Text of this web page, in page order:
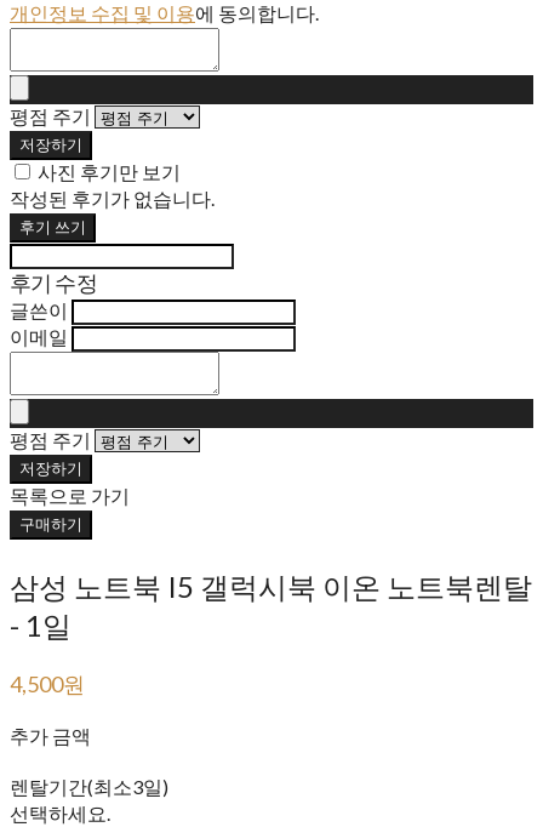
개인정보 수집 및 이용에 동의합니다.
평점 주기
저장하기
사진 후기만 보기
작성된 후기가 없습니다.
후기 쓰기
후기 수정
글쓴이
이메일
평점 주기
저장하기
목록으로 가기
구매하기
삼성 노트북 I5 갤럭시북 이온 노트북렌탈
- 1일
4,500원
추가 금액
렌탈기간(최소3일)
선택하세요.